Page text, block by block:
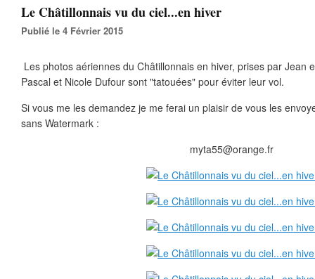
Le Châtillonnais vu du ciel...en hiver
Publié le 4 Février 2015
Les photos aériennes du Châtillonnais en hiver, prises par Jean
Pascal et Nicole Dufour sont "tatouées" pour éviter leur vol.
Si vous me les demandez je me ferai un plaisir de vous les
sans Watermark :
myta55@orange.fr